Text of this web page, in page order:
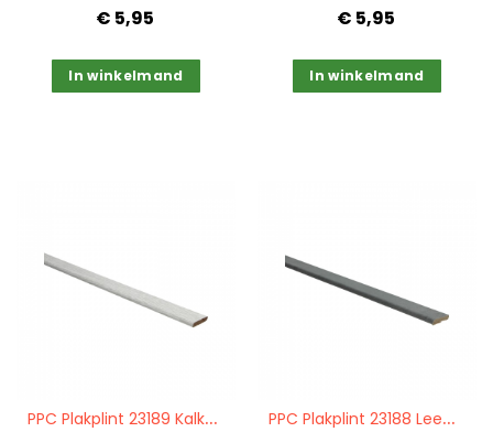
€ 5,95
In winkelmand
€ 5,95
In winkelmand
P
PC Plakplint 23189 Kalkwit eiken P
PC Plakplint 23188 Leem donker